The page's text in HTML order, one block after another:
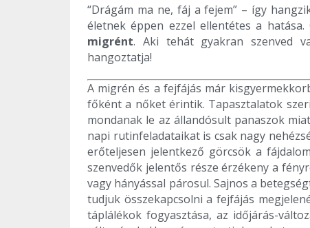
“Drágám ma ne, fáj a fejem” – így
életnek éppen ezzel ellentétes a
migrént. Aki tehát gyakran szenved
hangoztatja!
A migrén és a fejfájás már
főként a nőket érintik. Tapasztalatok
mondanak le az állandósult panaszok
napi rutinfeladataikat is csak nagy
erőteljesen jelentkező görcsök a
szenvedők jelentős része érzékeny a
vagy hányással párosul. Sajnos a
tudjuk összekapcsolni a fejfájás
táplálékok fogyasztása, az időjárás-